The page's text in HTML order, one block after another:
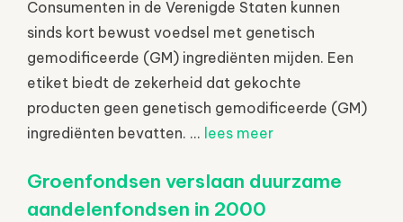
Consumenten in de Verenigde Staten kunnen
sinds kort bewust voedsel met genetisch
gemodificeerde (GM) ingrediënten mijden. Een
etiket biedt de zekerheid dat gekochte
producten geen genetisch gemodificeerde (GM)
ingrediënten bevatten. ... lees meer
Groenfondsen verslaan duurzame
aandelenfondsen in 2000